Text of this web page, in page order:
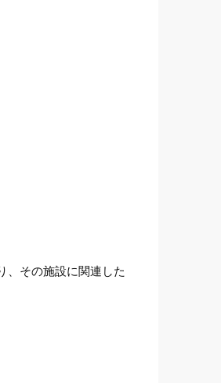
、その施設に関連した